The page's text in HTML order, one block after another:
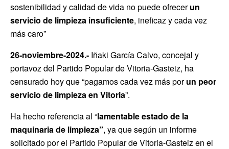
sostenibilidad y calidad de vida no puede ofrecerun
servicio de limpieza insuficiente, ineficaz y cada vez
más caro”
26-noviembre-2024.- Iñaki García Calvo, concejal y
portavoz del Partido Popular de Vitoria-Gasteiz, ha
censurado hoy que “pagamos cada vez más porun peor
servicio de limpieza en Vitoria”.
Ha hecho referencia al “lamentable estado de la
maquinaria de limpieza”, ya que según un informe
solicitado por el Partido Popular de Vitoria-Gasteiz en el